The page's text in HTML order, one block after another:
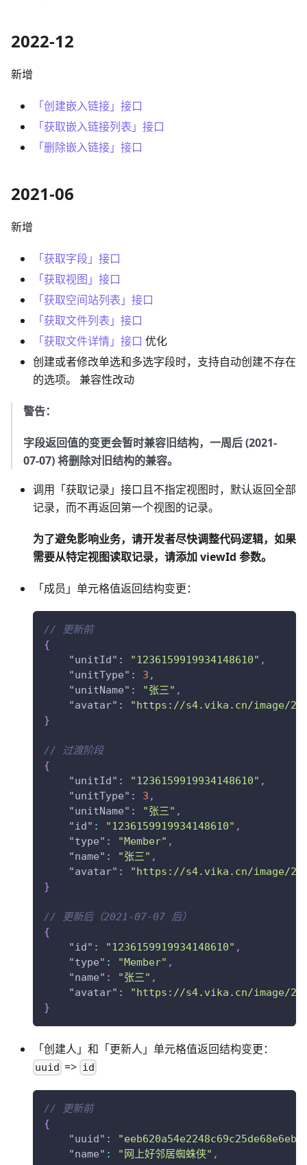
2022-12
新增
「创建嵌入链接」接口
「获取嵌入链接列表」接口
「删除嵌入链接」接口
2021-06
新增
「获取字段」接口
「获取视图」接口
「获取空间站列表」接口
「获取文件列表」接口
「获取文件详情」接口 优化
创建或者修改单选和多选字段时，支持自动创建不存在
的选项。 兼容性改动
警告：
字段返回值的变更会暂时兼容旧结构，一周后 (2021-
07-07) 将删除对旧结构的兼容。
调用「获取记录」接口且不指定视图时，默认返回全部
记录，而不再返回第一个视图的记录。
为了避免影响业务，请开发者尽快调整代码逻辑，如果
需要从特定视图读取记录，请添加 viewId 参数。
「成员」单元格值返回结构变更：
// 更新前
{
"unitId" : "1236159919934148610" ,
"unitType" : 3 ,
"unitName" : "张三" ,
"avatar" :
"https://s4.vika.cn/image/2020/
}
// 过渡阶段
{
"unitId" : "1236159919934148610" ,
"unitType" : 3 ,
"unitName" : "张三" ,
"id" : "1236159919934148610" ,
"type" : "Member" ,
"name" : "张三" ,
"avatar" :
"https://s4.vika.cn/image/2020/
}
// 更新后（2021-07-07 后）
{
"id" : "1236159919934148610" ,
"type" : "Member" ,
"name" : "张三" ,
"avatar" :
"https://s4.vika.cn/image/2020/
}
「创建人」和「更新人」单元格值返回结构变更：
uuid => id
// 更新前
{
"uuid" :
"name" : "网上好邻居蜘蛛侠" ,